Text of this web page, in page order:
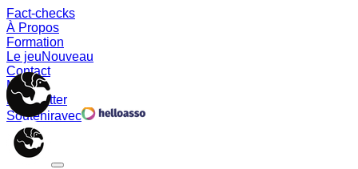
Fact-checks
À Propos
Formation
Le jeuNouveau
Contact
Memes
Newsletter
Souteniravec